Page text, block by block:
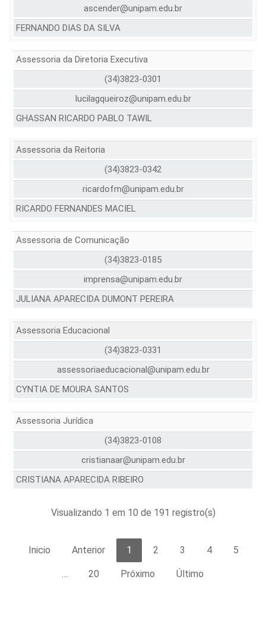
ascender@unipam.edu.br
FERNANDO DIAS DA SILVA
Assessoria da Diretoria Executiva
(34)3823-0301
lucilagqueiroz@unipam.edu.br
GHASSAN RICARDO PABLO TAWIL
Assessoria da Reitoria
(34)3823-0342
ricardofm@unipam.edu.br
RICARDO FERNANDES MACIEL
Assessoria de Comunicação
(34)3823-0185
imprensa@unipam.edu.br
JULIANA APARECIDA DUMONT PEREIRA
Assessoria Educacional
(34)3823-0331
assessoriaeducacional@unipam.edu.br
CYNTIA DE MOURA SANTOS
Assessoria Jurídica
(34)3823-0108
cristianaar@unipam.edu.br
CRISTIANA APARECIDA RIBEIRO
Visualizando 1 em 10 de 191 registro(s)
Inicio Anterior 1 2 3 4 5
… 20 Próximo Último